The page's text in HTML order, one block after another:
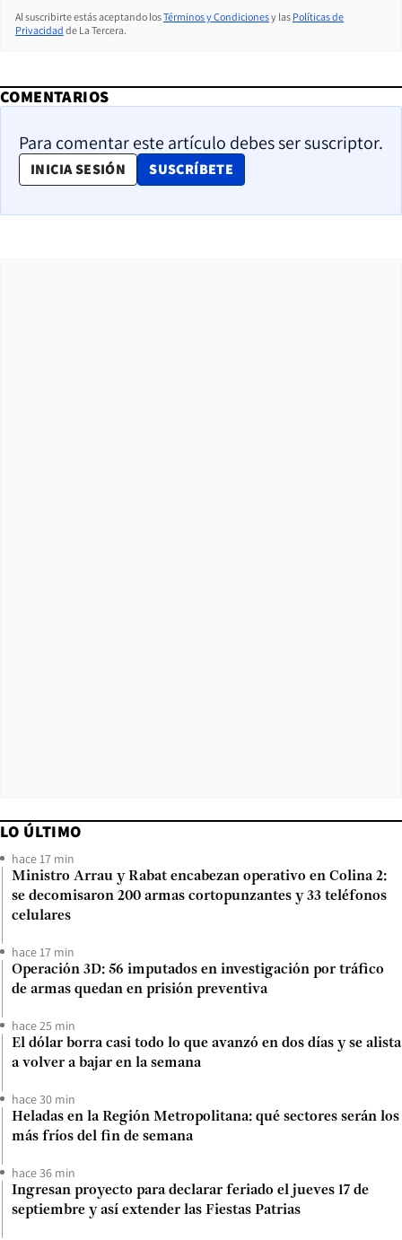
Al suscribirte estás aceptando losTérminos y Condicionesy las Políticas de
Privacidad de La Tercera.
COMENTARIOS
Para comentar este artículo debes ser suscriptor.
INICIA SESIÓN SUSCRÍBETE
OPENS IN NEW WINDOW
LO ÚLTIMO
hace 17 min
Ministro Arrau y Rabat encabezan operativo en Colina 2:
se decomisaron 200 armas cortopunzantes y 33 teléfonos
celulares
hace 17 min
Operación 3D: 56 imputados en investigación por tráfico
de armas quedan en prisión preventiva
hace 25 min
El dólar borra casi todo lo que avanzó en dos días y se alista
a volver a bajar en la semana
hace 30 min
Heladas en la Región Metropolitana: qué sectores serán los
más fríos del fin de semana
hace 36 min
Ingresan proyecto para declarar feriado el jueves 17 de
septiembre y así extender las Fiestas Patrias